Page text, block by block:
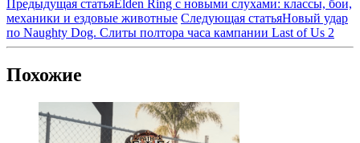
Предыдущая статьяElden Ring с новыми слухами: классы, бои,
механики и ездовые животные Следующая статьяНовый удар
по Naughty Dog. Слиты полтора часа кампании Last of Us 2
Похожие